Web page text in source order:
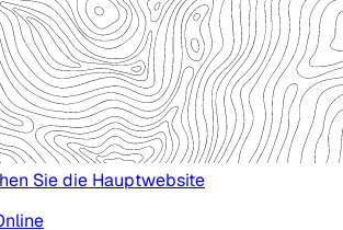
Sie die Hauptwebsite